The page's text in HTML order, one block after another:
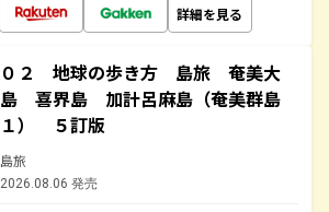
詳細を見る
０２ 地球の歩き方 島旅 奄美大
島 喜界島 加計呂麻島（奄美群島
１） ５訂版
島旅
2026.08.06 発売